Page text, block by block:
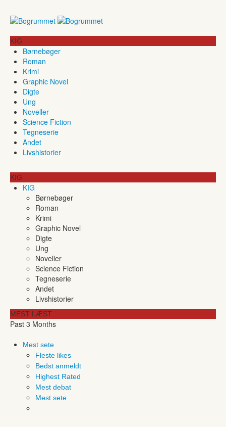
KIG
Børnebøger
Roman
Krimi
Graphic Novel
Digte
Ung
Noveller
Science Fiction
Tegneserie
Andet
Livshistorier
KIG
KIG
Børnebøger
Roman
Krimi
Graphic Novel
Digte
Ung
Noveller
Science Fiction
Tegneserie
Andet
Livshistorier
MEST LÆST
Past 3 Months
Mest sete
Fleste likes
Bedst anmeldt
Highest Rated
Mest debat
Mest sete